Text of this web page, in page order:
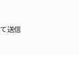
送信